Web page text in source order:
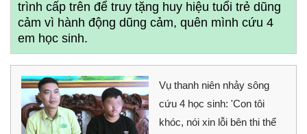
trình cấp trên để truy tặng huy hiệu tuổi trẻ dũng
cảm vì hành động dũng cảm, quên mình cứu 4
em học sinh.
Vụ thanh niên nhảy sông
cứu 4 học sinh: 'Con tôi
khóc, nói xin lỗi bên thi thể